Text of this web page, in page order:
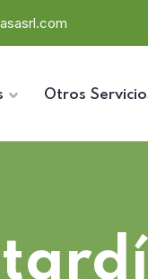
Otros